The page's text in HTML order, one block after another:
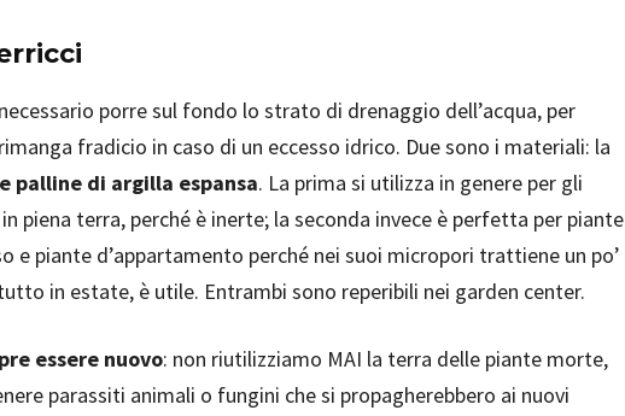
porre sul fondo lo strato di drenaggio dell’acqua, per
fradicio in caso di un eccesso idrico. Due sono i materiali: la
palline di argilla espansa. La prima si utilizza in genere per gli
piena terra, perché è inerte; la seconda invece è perfetta per piante
e piante d’appartamento perché nei suoi micropori trattiene un po’
in estate, è utile. Entrambi sono reperibili nei garden center.
essere nuovo: non riutilizziamo MAI la terra delle piante morte,
parassiti animali o fungini che si propagherebbero ai nuovi